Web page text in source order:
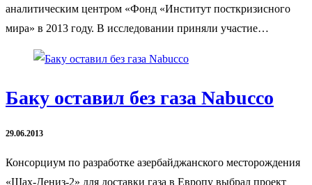
аналитическим центром «Фонд «Институт посткризисного
мира» в 2013 году. В исследовании приняли участие…
Баку оставил без газа Nabucco
29.06.2013
Консорциум по разработке азербайджанского месторождения
«Шах-Дениз-2» для доставки газа в Европу выбрал проект